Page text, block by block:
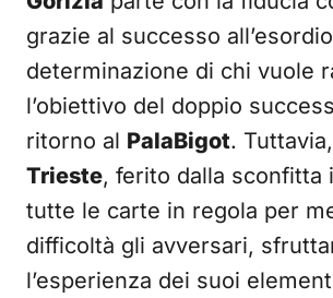
grazie al successo
determinazione di chi vuole
l’obiettivo del doppio
ritorno al PalaBigot.
Trieste, ferito dalla sconfitta
tutte le carte in regola per
difficoltà gli avversari,
l’esperienza dei suoi